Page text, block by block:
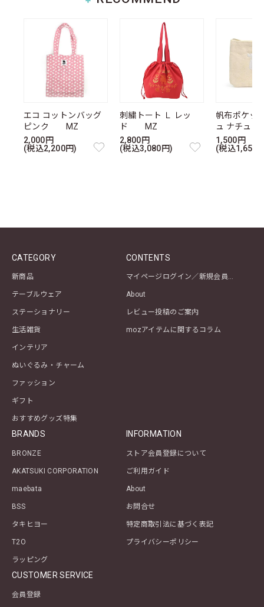
エコ コットンバッグ
ピンク MZ
2,000円
(税込2,200円)
刺繍トート Ｌ レッ
ド MZ
2,800円
(税込3,080円)
帆布ポケッ
ュ ナチュ
1,500円
(税込1,650
CATEGORY
新商品
テーブルウェア
ステーショナリー
生活雑貨
インテリア
ぬいぐるみ・チャーム
ファッション
ギフト
おすすめグッズ特集
CONTENTS
マイページログイン／新規会員登録
About
レビュー投稿のご案内
mozアイテムに関するコラム
BRANDS
BRONZE
AKATSUKI CORPORATION
maebata
BSS
タキヒヨー
T2O
ラッピング
INFORMATION
ストア会員登録について
ご利用ガイド
About
お問合せ
特定商取引法に基づく表記
プライバシーポリシー
CUSTOMER SERVICE
会員登録